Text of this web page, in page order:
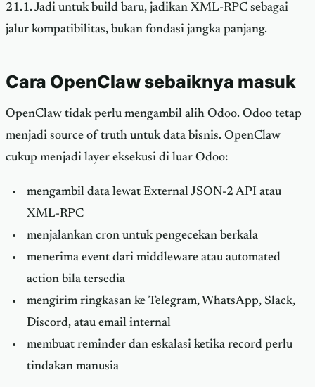
21.1. Jadi untuk build baru, jadikan XML-RPC sebagai
jalur kompatibilitas, bukan fondasi jangka panjang.
Cara OpenClaw sebaiknya masuk
OpenClaw tidak perlu mengambil alih Odoo. Odoo tetap
menjadi source of truth untuk data bisnis. OpenClaw
cukup menjadi layer eksekusi di luar Odoo:
mengambil data lewat External JSON-2 API atau
XML-RPC
menjalankan cron untuk pengecekan berkala
menerima event dari middleware atau automated
action bila tersedia
mengirim ringkasan ke Telegram, WhatsApp, Slack,
Discord, atau email internal
membuat reminder dan eskalasi ketika record perlu
tindakan manusia